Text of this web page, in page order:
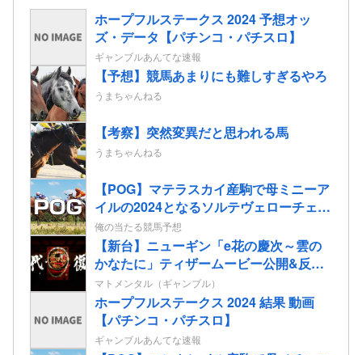
ホープフルステークス 2024 予想オッ
ズ・データ【パチンコ・パチスロ】
ギャンブルあんてな速報
【予想】競馬あまりにも難しすぎるやろ
うまちゃんねる
【考察】突然変異だと思われる馬
うまちゃんねる
【POG】マテラスカイ産駒で母ミニーア
イルの2024となるソルテヴェローチェの
2歳情報
俺の当たる競馬予想
【新台】ニューギン「e花の慶次～雲の
かなたに」ティザームービー公開&反応
まとめ！休眠層ユーザーからパチンコ復
帰の声も！
マトメンタル（ギャンブル）
ホープフルステークス 2024 結果 動画
【パチンコ・パチスロ】
ギャンブルあんてな速報